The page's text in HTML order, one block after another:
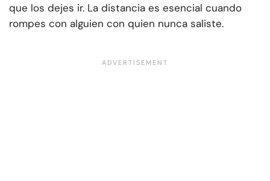
que los dejes ir. La distancia es esencial cuando
rompes con alguien con quien nunca saliste.